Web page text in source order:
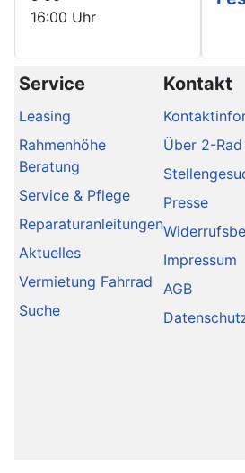
16:00 Uhr
Service
Leasing
Rahmenhöhe
Beratung
Service & Pflege
Reparaturanleitungen
Aktuelles
Vermietung Fahrrad
Suche
Kontakt
Über 2-
Presse
Impressum
AGB